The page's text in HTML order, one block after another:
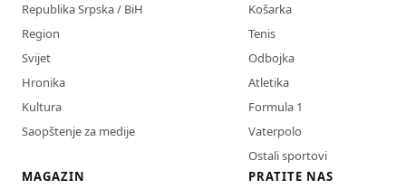
Republika Srpska / BiH
Region
Svijet
Hronika
Kultura
Saopštenje za medije
Košarka
Tenis
Odbojka
Atletika
Formula 1
Vaterpolo
Ostali sportovi
MAGAZIN
PRATITE NAS